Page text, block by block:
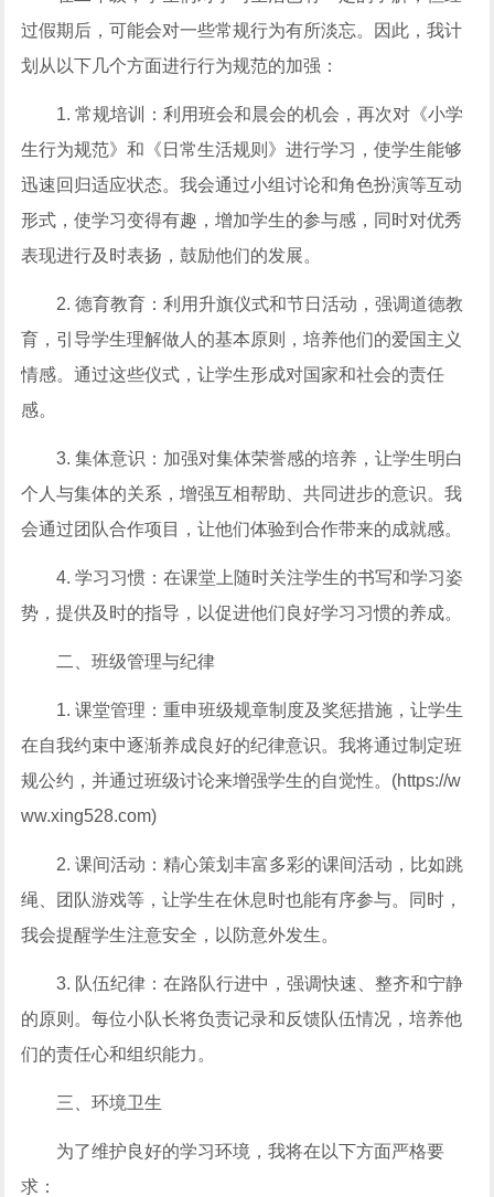
过假期后，可能会对一些常规行为有所淡忘。因此，我计
划从以下几个方面进行行为规范的加强：
1. 常规培训：利用班会和晨会的机会，再次对《小学
生行为规范》和《日常生活规则》进行学习，使学生能够
迅速回归适应状态。我会通过小组讨论和角色扮演等互动
形式，使学习变得有趣，增加学生的参与感，同时对优秀
表现进行及时表扬，鼓励他们的发展。
2. 德育教育：利用升旗仪式和节日活动，强调道德教
育，引导学生理解做人的基本原则，培养他们的爱国主义
情感。通过这些仪式，让学生形成对国家和社会的责任
感。
3. 集体意识：加强对集体荣誉感的培养，让学生明白
个人与集体的关系，增强互相帮助、共同进步的意识。我
会通过团队合作项目，让他们体验到合作带来的成就感。
4. 学习习惯：在课堂上随时关注学生的书写和学习姿
势，提供及时的指导，以促进他们良好学习习惯的养成。
二、班级管理与纪律
1. 课堂管理：重申班级规章制度及奖惩措施，让学生
在自我约束中逐渐养成良好的纪律意识。我将通过制定班
规公约，并通过班级讨论来增强学生的自觉性。(https://w
ww.xing528.com)
2. 课间活动：精心策划丰富多彩的课间活动，比如跳
绳、团队游戏等，让学生在休息时也能有序参与。同时，
我会提醒学生注意安全，以防意外发生。
3. 队伍纪律：在路队行进中，强调快速、整齐和宁静
的原则。每位小队长将负责记录和反馈队伍情况，培养他
们的责任心和组织能力。
三、环境卫生
为了维护良好的学习环境，我将在以下方面严格要
求：